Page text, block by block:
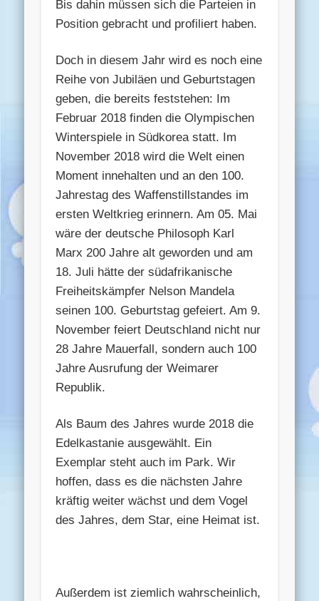
Bis dahin müssen sich die Parteien in
Position gebracht und profiliert haben.
Doch in diesem Jahr wird es noch eine
Reihe von Jubiläen und Geburtstagen
geben, die bereits feststehen: Im
Februar 2018 finden die Olympischen
Winterspiele in Südkorea statt. Im
November 2018 wird die Welt einen
Moment innehalten und an den 100.
Jahrestag des Waffenstillstandes im
ersten Weltkrieg erinnern. Am 05. Mai
wäre der deutsche Philosoph Karl
Marx 200 Jahre alt geworden und am
18. Juli hätte der südafrikanische
Freiheitskämpfer Nelson Mandela
seinen 100. Geburtstag gefeiert. Am 9.
November feiert Deutschland nicht nur
28 Jahre Mauerfall, sondern auch 100
Jahre Ausrufung der Weimarer
Republik.
Als Baum des Jahres wurde 2018 die
Edelkastanie ausgewählt. Ein
Exemplar steht auch im Park. Wir
hoffen, dass es die nächsten Jahre
kräftig weiter wächst und dem Vogel
des Jahres, dem Star, eine Heimat ist.
Außerdem ist ziemlich wahrscheinlich,